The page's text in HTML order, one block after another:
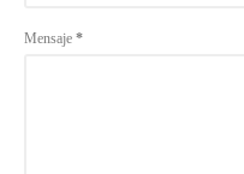
Mensaje *